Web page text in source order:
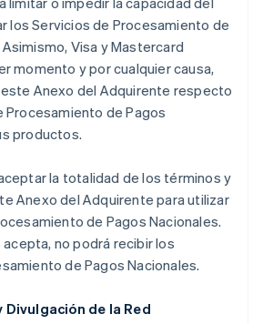
los Servicios de Procesamiento de
Visa y Mastercard
momento y por cualquier causa,
Anexo del Adquirente respecto
Procesamiento de Pagos
productos.
la totalidad de los términos y
Anexo del Adquirente para utilizar
de Pagos Nacionales.
acepta, no podrá recibir los
de Pagos Nacionales.
Divulgación de la Red